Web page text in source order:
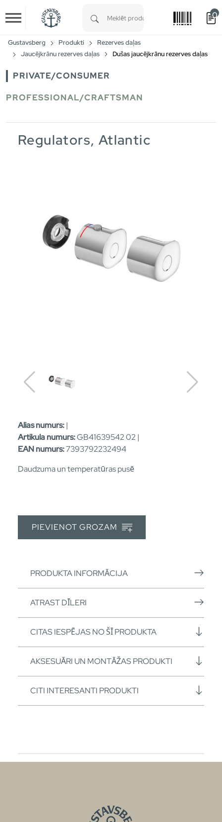
Skip to main content
0
Gustavsberg Produkti
Rezerves daļas
Jaucējkrānu rezerves daļas
Dušas jaucējkrānu rezerves daļas
PRIVATE/CONSUMER
PROFESSIONAL/CRAFTSMAN
Regulators, Atlantic
Alias numurs:|
Artikula numurs:GB41639542 02 |
EAN numurs:7393792232494
Daudzuma un temperatūras pusē
PIEVIENOT GROZAM
PRODUKTA INFORMĀCIJA
ATRAST DĪLERI
CITAS IESPĒJAS NO ŠĪ PRODUKTA
AKSESUĀRI UN MONTĀŽAS PRODUKTI
CITI INTERESANTI PRODUKTI